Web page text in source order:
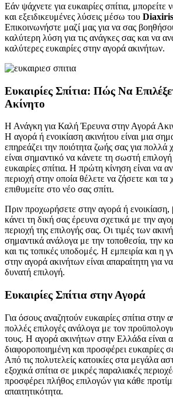
Εάν ψάχνετε για ευκαιρίες σπίτια, μπορείτε
και εξειδικευμένες λύσεις μέσω του
Επικοινωνήστε μαζί μας για να σας
καλύτερη λύση για τις ανάγκες σας και να
καλύτερες ευκαιρίες στην αγορά ακινήτων.
Ευκαιρίες Σπίτια: Πώς Να
Ακίνητο
Η Ανάγκη για Καλή Έρευνα στην Αγορά
Η αγορά ή ενοικίαση ακινήτου είναι μια
επηρεάζει την ποιότητα ζωής σας για πολλά
είναι σημαντικό να κάνετε τη σωστή
ευκαιρίες σπίτια. Η πρώτη κίνηση είναι να
περιοχή στην οποία θέλετε να ζήσετε και τα
επιθυμείτε στο νέο σας σπίτι.
Πριν προχωρήσετε στην αγορά ή ενοικίαση,
κάνει τη δική σας έρευνα σχετικά με την
περιοχή της επιλογής σας. Οι τιμές των
σημαντικά ανάλογα με την τοποθεσία, την
και τις τοπικές υποδομές. Η εμπειρία και η
στην αγορά ακινήτων είναι απαραίτητη για
δυνατή επιλογή.
Ευκαιρίες Σπίτια στην Αγορά
Για όσους αναζητούν ευκαιρίες σπίτια στην
πολλές επιλογές ανάλογα με τον
τους. Η αγορά ακινήτων στην Ελλάδα είναι
διαφοροποιημένη και προσφέρει ευκαιρίες
Από τις πολυτελείς κατοικίες στα μεγάλα
εξοχικά σπίτια σε μικρές παραλιακές
προσφέρει πλήθος επιλογών για κάθε
απαιτητικότητα.